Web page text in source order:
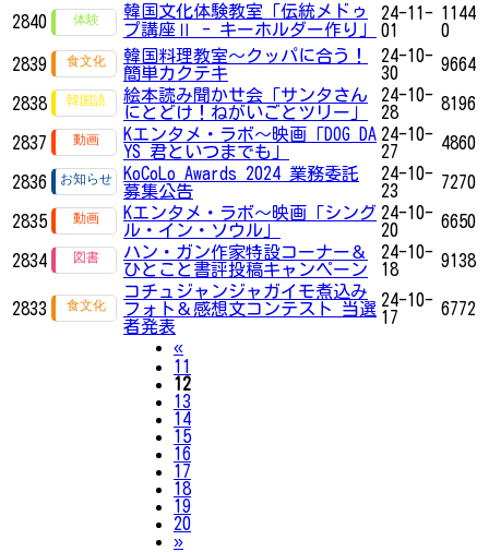
2840
韓国文化体験教室「伝統メドゥ
プ講座Ⅱ - キーホルダー作り」
24-11-
01
1144
0
2839
韓国料理教室～クッパに合う！
簡単カクテキ
24-10-
30
9664
2838
絵本読み聞かせ会「サンタさん
にとどけ！ねがいごとツリー」
24-10-
28
8196
2837
Kエンタメ・ラボ～映画「DOG DA
YS 君といつまでも」
24-10-
27
4860
2836
KoCoLo Awards 2024 業務委託
募集公告
24-10-
23
7270
2835
Kエンタメ・ラボ～映画「シング
ル・イン・ソウル」
24-10-
20
6650
2834
ハン・ガン作家特設コーナー＆
ひとこと書評投稿キャンペーン
24-10-
18
9138
2833
コチュジャンジャガイモ煮込み
フォト＆感想文コンテスト 当選
者発表
24-10-
17
6772
«Previous
11
12
13
14
15
16
17
18
19
20
»Next